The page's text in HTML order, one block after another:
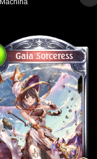
Machina